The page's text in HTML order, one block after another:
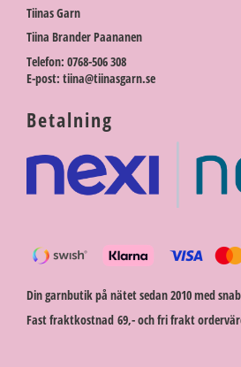
Tiinas Garn
Tiina Brander Paananen
Telefon: 0768-506 308
E-post: tiina@tiinasgarn.se
Betalning
Din garnbutik på nätet sedan 2010 med
Fast fraktkostnad 69,- och fri frakt